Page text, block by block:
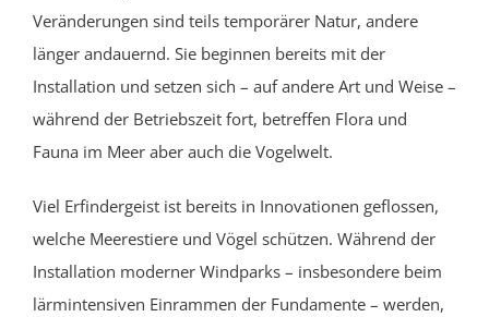
Veränderungen sind teils temporärer Natur, andere
länger andauernd. Sie beginnen bereits mit der
Installation und setzen sich – auf andere Art und Weise –
während der Betriebszeit fort, betreffen Flora und
Fauna im Meer aber auch die Vogelwelt.
Viel Erfindergeist ist bereits in Innovationen geflossen,
welche Meerestiere und Vögel schützen. Während der
Installation moderner Windparks – insbesondere beim
lärmintensiven Einrammen der Fundamente – werden,